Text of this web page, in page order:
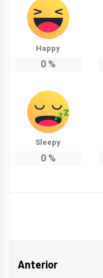
Happy
0%
Sleepy
0%
Navegación
Anterior